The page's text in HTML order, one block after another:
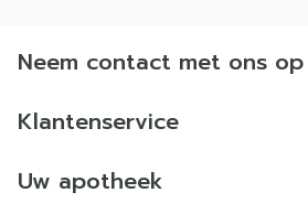
Neem contact met ons op
Klantenservice
Uw apotheek